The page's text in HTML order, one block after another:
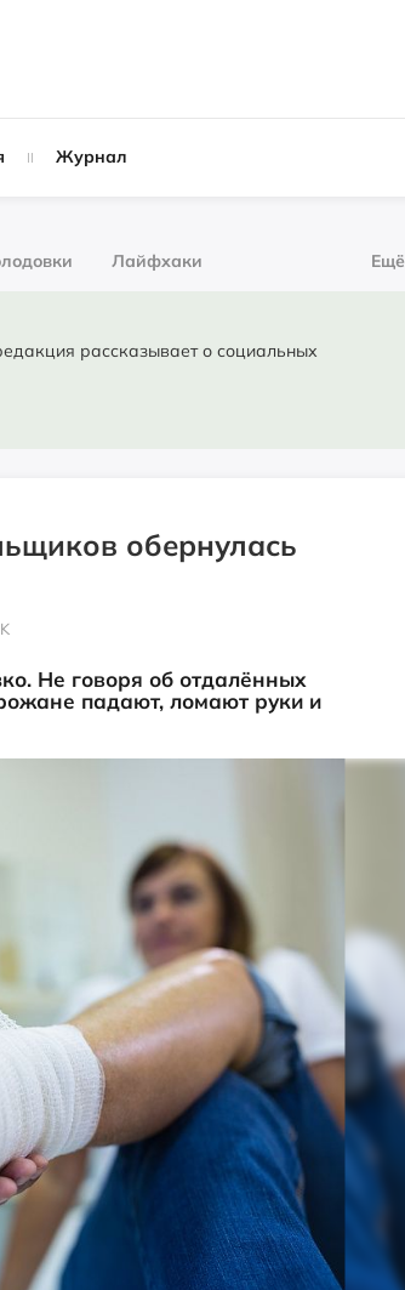
Журнал
Лайфхаки Ещё
рассказывает о социальных
обернулась
Не говоря об отдалённых
падают, ломают руки и